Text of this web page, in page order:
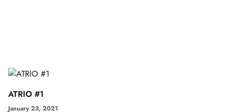
ATRIO #1
January 23, 2021